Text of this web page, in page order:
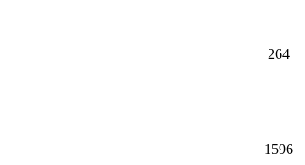
264
1596